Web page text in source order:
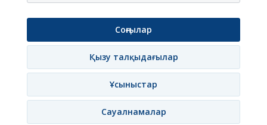
Соңғылар
Қызу талқыдағылар
Ұсыныстар
Сауалнамалар